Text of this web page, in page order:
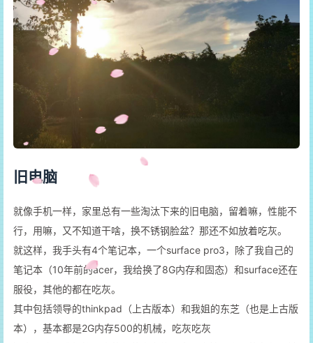
旧电脑
就像手机一样，家里总有一些淘汰下来的旧电脑，留着嘛，性能不
行，用嘛，又不知道干啥，换不锈钢脸盆？那还不如放着吃灰。
就这样，我手头有4个笔记本，一个surface pro3，除了我自己的
笔记本（10年前的acer，我给换了8G内存和固态）和surface还在
服役，其他的都在吃灰。
其中包括领导的thinkpad（上古版本）和我姐的东芝（也是上古版
本），基本都是2G内存500的机械，吃灰吃灰